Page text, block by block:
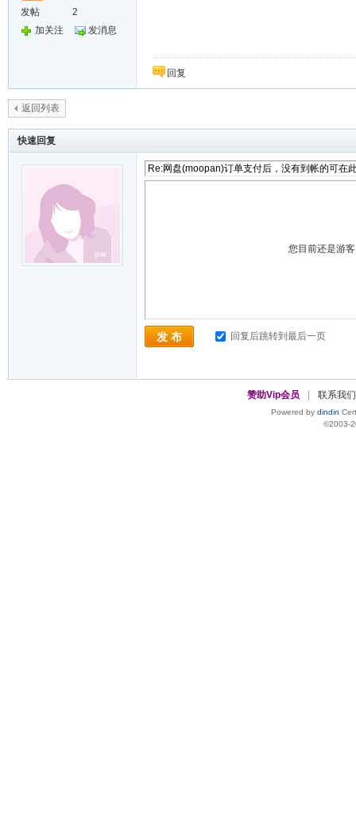
发帖
2
加关注
发消息
回复
返回列表
快速回复
您目前还是游
发 布 回复后跳转到最后一页
赞助Vip会员 联系我们
Powered by dindin
©2003-